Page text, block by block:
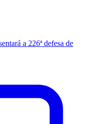
a 226ª defesa de